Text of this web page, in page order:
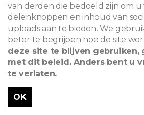
van derden die bedoeld zijn om u
delenknoppen en inhoud van
uploads aan te bieden. We
beter te begrijpen hoe de site
deze site te blijven gebruiken,
met dit beleid. Anders bent u
te verlaten.
OK